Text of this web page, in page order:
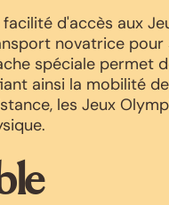
d'accès aux
novatrice pour
spéciale permet
ainsi la mobilité
les Jeux